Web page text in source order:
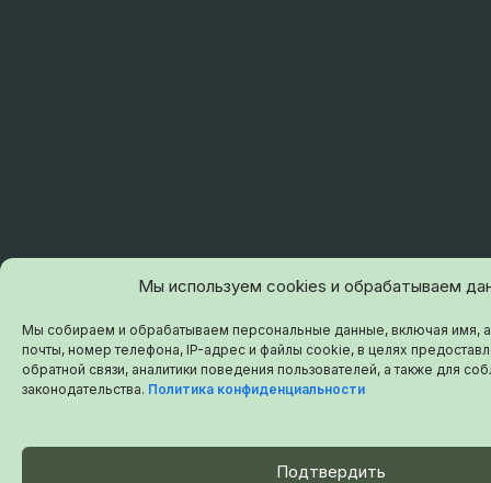
Мы используем cookies и обрабатываем
Мы собираем и обрабатываем персональные данные, включая имя,
почты, номер телефона, IP-адрес и файлы cookie, в целях
обратной связи, аналитики поведения пользователей, а также для
законодательства. Политика конфиденциальности
Подтвердить